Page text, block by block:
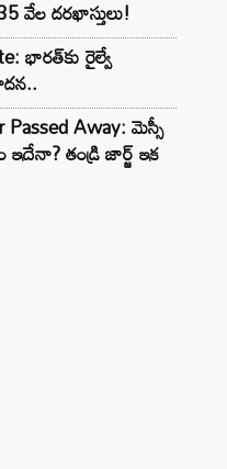
వేల దరఖాస్తులు!
భారత్‌కు రైల్వే
Passed Away: మెస్సీ
ఇదేనా? తండ్రి జార్జ్ ఇక